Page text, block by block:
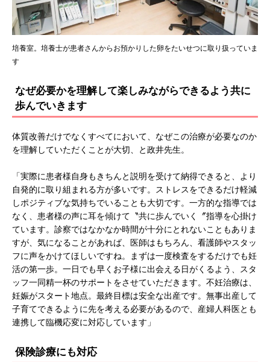
培養室。培養士が患者さんからお預かりした卵をたいせつに取り扱っていま
す
なぜ必要かを理解して楽しみながらできるよう共に
歩んでいきます
体質改善だけでなくすべてにおいて、なぜこの治療が必要なのか
を理解していただくことが大切、と政井先生。
「実際に患者様自身もきちんと説明を受けて納得できると、より
自発的に取り組まれる方が多いです。ストレスをできるだけ軽減
しポジティブな気持ちでいることも大切です。一方的な指導では
なく、患者様の声に耳を傾けて〝共に歩んでいく〞指導を心掛け
ています。診察ではなかなか時間が十分にとれないこともありま
すが、気になることがあれば、医師はもちろん、看護師やスタッ
フに声をかけてほしいですね。まずは一度検査をするだけでも妊
活の第一歩。一日でも早くお子様に出会える日がくるよう、スタ
ッフ一同精一杯のサポートをさせていただきます。不妊治療は、
妊娠がスタート地点。最終目標は安全な出産です。無事出産して
子育てできるように先を考える必要があるので、産婦人科医とも
連携して臨機応変に対応しています」
保険診療にも対応